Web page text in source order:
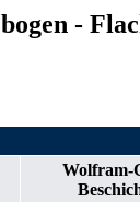
-
Wolfram-